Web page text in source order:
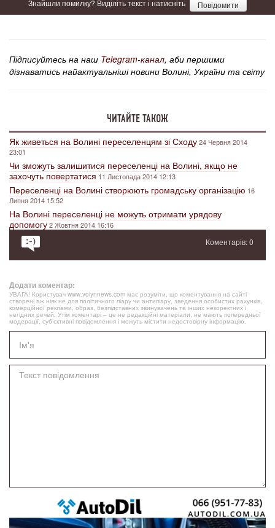
Знайшли помилку? Виділіть текст і натисніть Повідомити
Підписуйтесь на наш Telegram-канал, аби першими
дізнаватись найактуальніші новини Волині, України та світу
ЧИТАЙТЕ ТАКОЖ
Як живеться на Волині переселенцям зі Сходу24 Червня 2014
23:01
Чи зможуть залишитися переселенці на Волині, якщо не
захочуть повертатися 11 Листопада 2014 12:13
Переселенці на Волині створюють громадську організацію 16
Липня 2014 15:52
На Волині переселенці не можуть отримати урядову
допомогу2 Жовтня 2014 16:16
Коментарів: 0
Додати коментар:
УВАГА! Користувач www.volynnews.com має розуміти, що коментування на сайті
створені аж ніяк не для політичного піару чи антипіару, зведення особистих рахунків,
комерційної реклами, образ, безпідставних звинувачень та інших некоректних і
негідних речей. Утім коментарі – це не редакційні матеріали, не мають попередньої
модерації, суб’єктивні повідомлення і можуть містити недостовірну інформацію.